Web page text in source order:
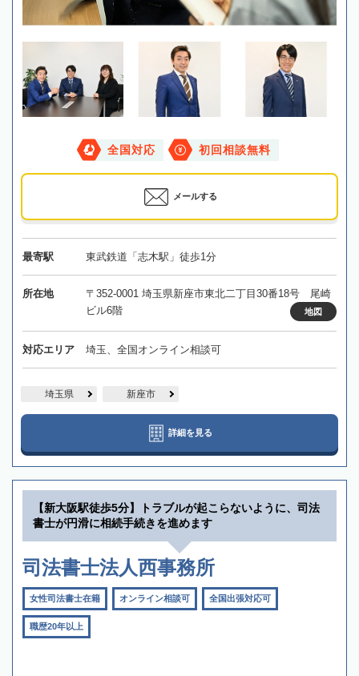
全国対応 初回相談無料
メールする
最寄駅 東武鉄道「志木駅」徒歩1分
所在地
〒352-0001 埼玉県新座市東北二丁目30番18号 尾崎
ビル6階
地図
対応エリア 埼玉、全国オンライン相談可
埼玉県 新座市
詳細を見る
【新大阪駅徒歩5分】トラブルが起こらないように、司法
書士が円滑に相続手続きを進めます
司法書士法人西事務所
女性司法書士在籍 オンライン相談可 全国出張対応可
職歴20年以上